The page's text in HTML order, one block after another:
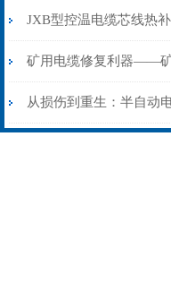
步作业法
山电力动脉的“智能外科
生”
JXB型控温电缆芯线热
安装与接线：精准修复
艺基石
矿用电缆修复利器——
电缆热补机智能控温，
从损伤到重生：半自动